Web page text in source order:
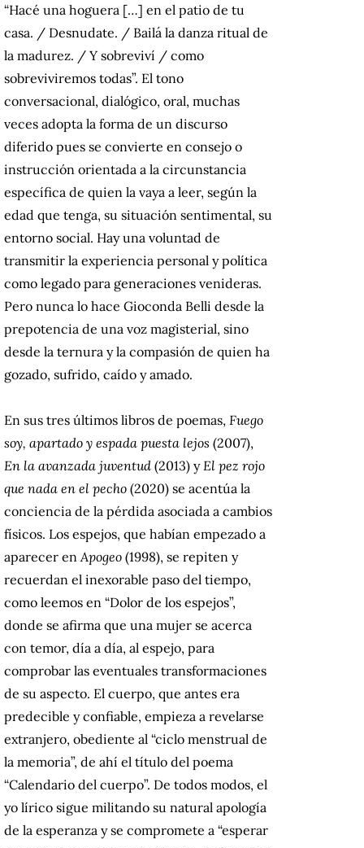
“Hacé una hoguera […] en el patio de tu
casa. / Desnudate. / Bailá la danza ritual de
la madurez. / Y sobreviví / como
sobreviviremos todas”. El tono
conversacional, dialógico, oral, muchas
veces adopta la forma de un discurso
diferido pues se convierte en consejo o
instrucción orientada a la circunstancia
específica de quien la vaya a leer, según la
edad que tenga, su situación sentimental, su
entorno social. Hay una voluntad de
transmitir la experiencia personal y política
como legado para generaciones venideras.
Pero nunca lo hace Gioconda Belli desde la
prepotencia de una voz magisterial, sino
desde la ternura y la compasión de quien ha
gozado, sufrido, caído y amado.
En sus tres últimos libros de poemas, Fuego
soy, apartado y espada puesta lejos (2007),
En la avanzada juventud (2013) yEl pez rojo
que nada en el pecho (2020) se acentúa la
conciencia de la pérdida asociada a cambios
físicos. Los espejos, que habían empezado a
aparecer enApogeo (1998), se repiten y
recuerdan el inexorable paso del tiempo,
como leemos en “Dolor de los espejos”,
donde se afirma que una mujer se acerca
con temor, día a día, al espejo, para
comprobar las eventuales transformaciones
de su aspecto. El cuerpo, que antes era
predecible y confiable, empieza a revelarse
extranjero, obediente al “ciclo menstrual de
la memoria”, de ahí el título del poema
“Calendario del cuerpo”. De todos modos, el
yo lírico sigue militando su natural apología
de la esperanza y se compromete a “esperar